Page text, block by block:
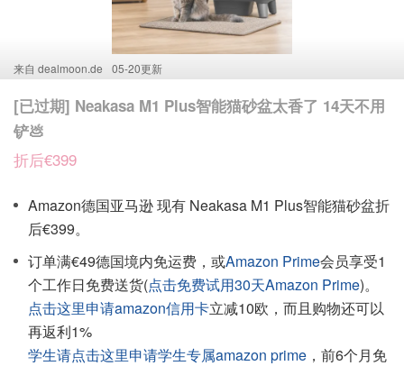
来自 dealmoon.de 05-20更新
[已过期] Neakasa M1 Plus智能猫砂盆太香了 14天不用
铲💩
折后€399
Amazon德国亚马逊 现有 Neakasa M1 Plus智能猫砂盆折
后€399。
订单满€49德国境内免运费，或Amazon Prime会员享受1
个工作日免费送货(点击免费试用30天Amazon Prime)。
点击这里申请amazon信用卡立减10欧，而且购物还可以
再返利1%
学生请点击这里申请学生专属amazon prime ，前6个月免